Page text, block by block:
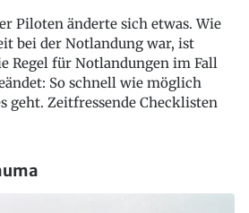
Piloten änderte sich etwas. Wie
bei der Notlandung war, ist
Regel für Notlandungen im Fall
So schnell wie möglich
geht. Zeitfressende Checklisten